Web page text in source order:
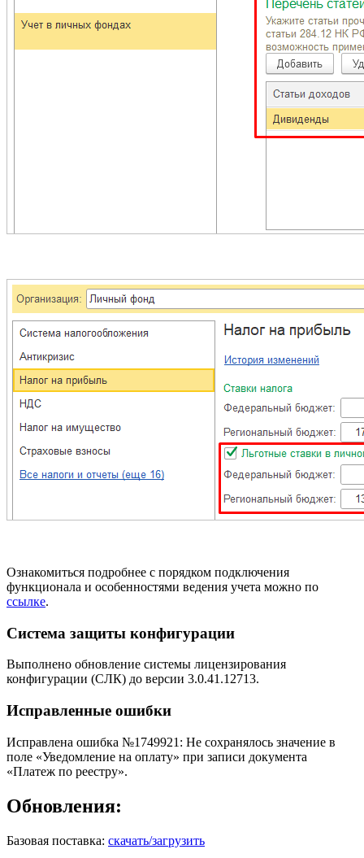
Ознакомиться подробнее с порядком подключения
функционала и особенностями ведения учета можно по
ссылке.
Система защиты конфигурации
Выполнено обновление системы лицензирования
конфигурации (СЛК) до версии 3.0.41.12713.
Исправленные ошибки
Исправлена ошибка №1749921: Не сохранялось значение в
поле «Уведомление на оплату» при записи документа
«Платеж по реестру».
Обновления:
Базовая поставка: скачать/загрузить